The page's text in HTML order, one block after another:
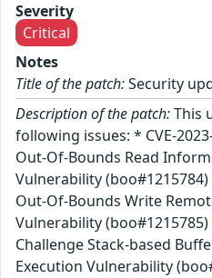
Severity
Critical
Notes
Title of the patch:Security
Description of the patch:This
following issues: * CVE-
Out-Of-Bounds Read
Vulnerability (boo#1215784)
Out-Of-Bounds Write
Vulnerability (boo#1215785)
Challenge Stack-based
Execution Vulnerability